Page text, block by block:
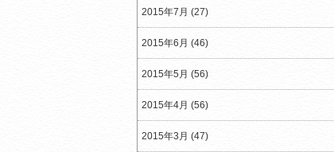
2015年7月 (27)
2015年6月 (46)
2015年5月 (56)
2015年4月 (56)
2015年3月 (47)